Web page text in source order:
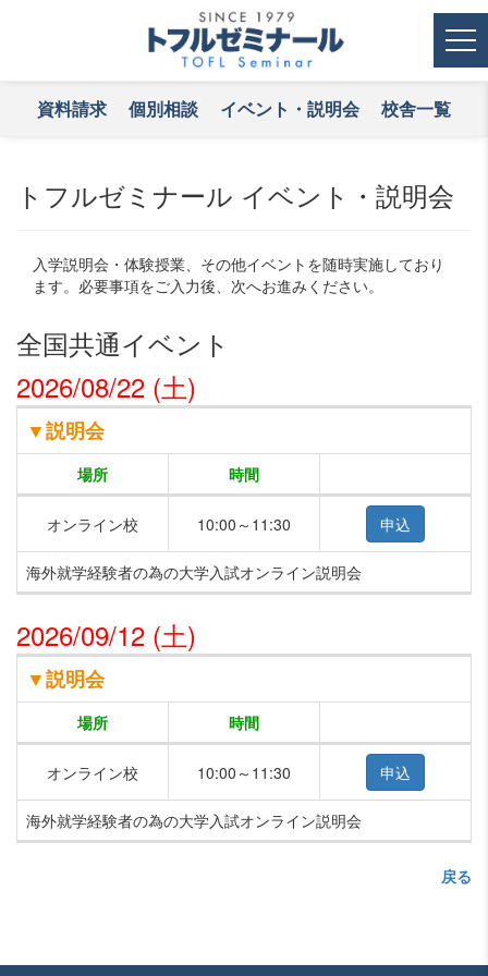
資料請求 個別相談 イベント・説明会 校舎一覧
トフルゼミナール イベント・説明会
入学説明会・体験授業、その他イベントを随時実施しており
ます。必要事項をご入力後、次へお進みください。
全国共通イベント
2026/08/22 (土)
▼説明会
場所 時間
オンライン校 10:00～11:30
海外就学経験者の為の大学入試オンライン説明会
2026/09/12 (土)
▼説明会
場所 時間
オンライン校 10:00～11:30
海外就学経験者の為の大学入試オンライン説明会
戻る